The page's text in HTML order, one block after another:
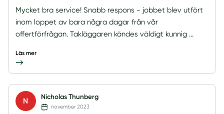
Mycket bra service! Snabb respons - jobbet blev utfört
inom loppet av bara några dagar från vår
offertförfrågan. Takläggaren kändes väldigt kunnig ...
Läs mer
N Nicholas Thunberg
november 2023